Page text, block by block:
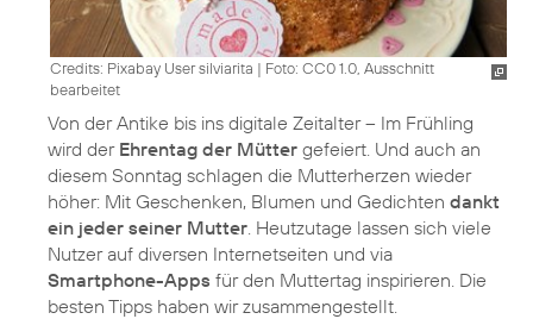
Credits: Pixabay User silviarita | Foto: CC0 1.0, Ausschnitt
bearbeitet
Von der Antike bis ins digitale Zeitalter – Im Frühling
wird der Ehrentag der Mütter gefeiert. Und auch an
diesem Sonntag schlagen die Mutterherzen wieder
höher: Mit Geschenken, Blumen und Gedichten dankt
ein jeder seiner Mutter . Heutzutage lassen sich viele
Nutzer auf diversen Internetseiten und via
Smartphone-Apps für den Muttertag inspirieren. Die
besten Tipps haben wir zusammengestellt.